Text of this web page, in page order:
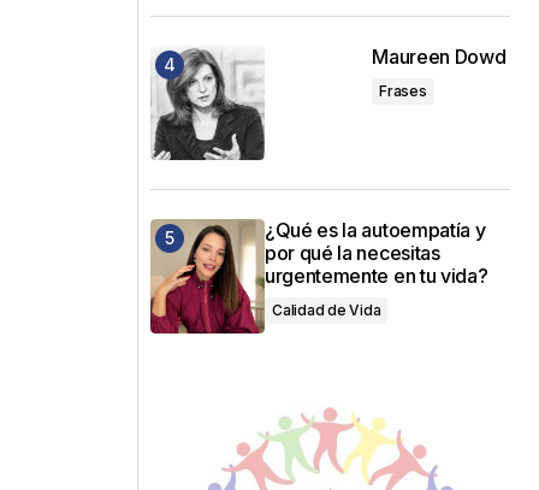
Maureen Dowd
Frases
¿Qué es la autoempatía y
por qué la necesitas
urgentemente en tu vida?
Calidad de Vida